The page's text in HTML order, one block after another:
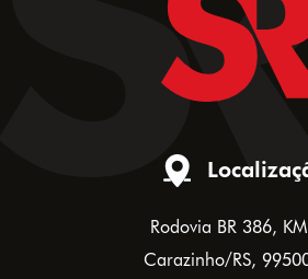
Rodovia BR 386,
Carazinho/RS,